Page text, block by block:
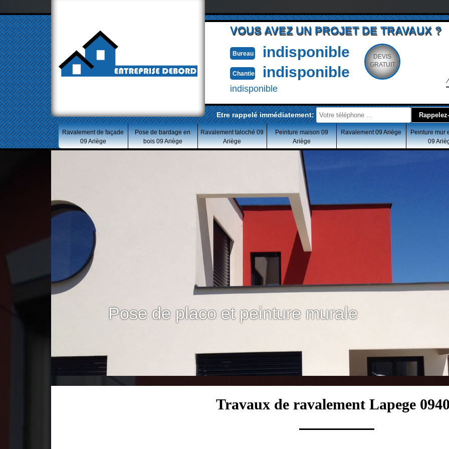
VOUS AVEZ UN PROJET DE TRAVAUX ?
Bureau indisponible
Chantier indisponible
indisponible
DEVIS
GRATUIT
Etre rappelé immédiatement:
Ravalement de façade
09 Ariège
Pose de bardage en
bois 09 Ariège
Ravalement taloché 09
Ariège
Peinture maison 09
Ariège
Ravalement 09 Ariège
Peinture mur
09
Pose de placo et peinture murale
Travaux de ravalement Lapege